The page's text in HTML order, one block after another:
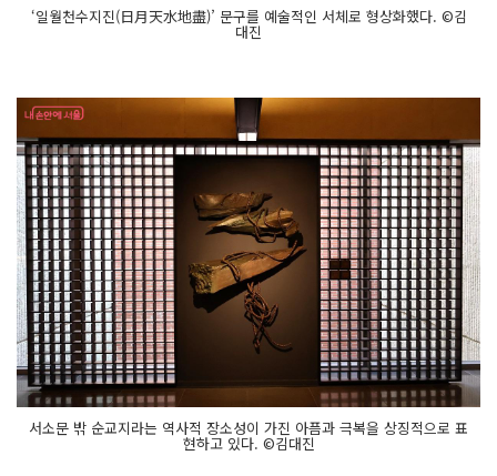
‘일월천수지진(日月天水地盡)’ 문구를 예술적인 서체로 형상화했다. ©김
대진
서소문 밖 순교지라는 역사적 장소성이 가진 아픔과 극복을 상징적으로 표
현하고 있다. ©김대진